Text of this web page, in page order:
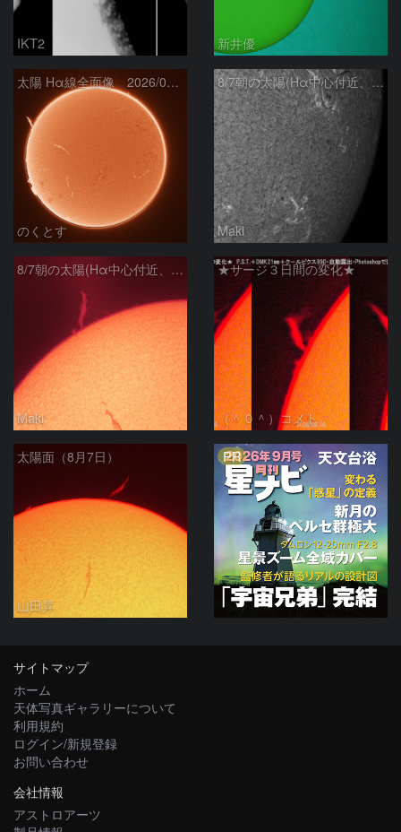
IKT2 新井優
太陽 Hα線全面像 2026/08/07
のくとす
8/7朝の太陽(Hα中心付近、4498、4502付近)
Maki
8/7朝の太陽(Hα中心付近、プロミネンス)
Maki
★サージ３日間の変化★
（＾０＾）コメト
太陽面（8月7日）
山田昇
PR
サイトマップ
ホーム
天体写真ギャラリーについて
利用規約
ログイン/新規登録
お問い合わせ
会社情報
アストロアーツ